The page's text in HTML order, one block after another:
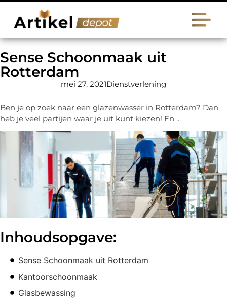
Sense Schoonmaak uit
Rotterdam
mei 27, 2021Dienstverlening
Ben je op zoek naar een glazenwasser in Rotterdam? Dan
heb je veel partijen waar je uit kunt kiezen! En ...
Inhoudsopgave:
Sense Schoonmaak uit Rotterdam
Kantoorschoonmaak
Glasbewassing